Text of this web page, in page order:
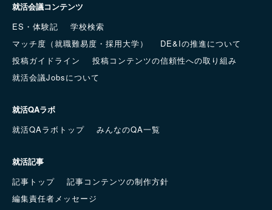
就活会議コンテンツ
ES・体験記
学校検索
マッチ度（就職難易度・採用大学）
DE&Iの推進について
投稿ガイドライン
投稿コンテンツの信頼性への取り組み
就活会議Jobsについて
就活QAラボ
就活QAラボトップ
みんなのQA一覧
就活記事
記事トップ
記事コンテンツの制作方針
編集責任者メッセージ